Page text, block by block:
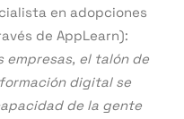
en adopciones
de AppLearn):
empresas, el talón de
digital se
de la gente